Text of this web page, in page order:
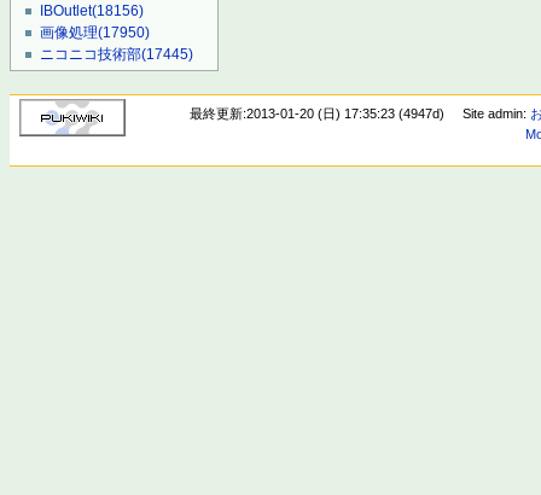
IBOutlet(18156)
画像処理(17950)
ニコニコ技術部(17445)
最終更新:2013-01-20 (日) 17:35:23 (4947d) Site admin: